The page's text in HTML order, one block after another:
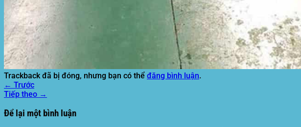
Trackback đã bị đóng, nhưng bạn có thể đăng bình luận.
← Trước
Tiếp theo →
Để lại một bình luận